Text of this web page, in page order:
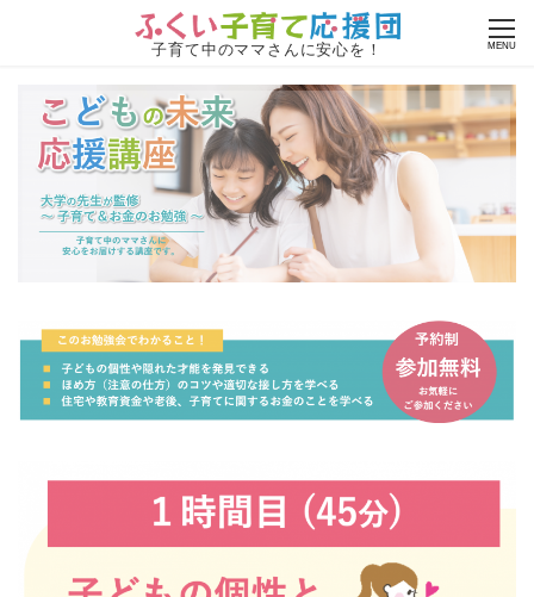
子育て中のママさんに安心を！ MENU